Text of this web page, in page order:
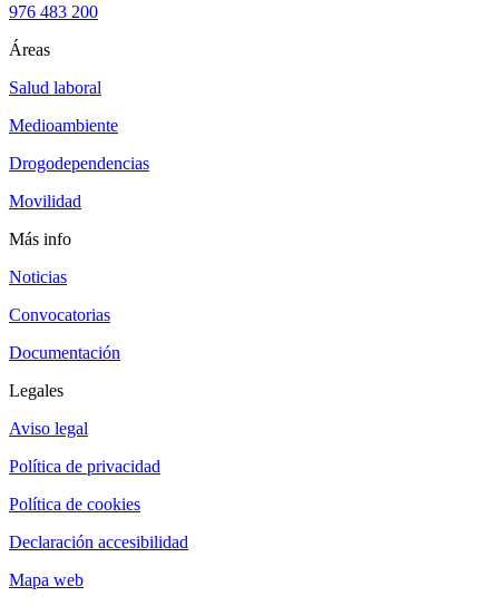
976 483 200
Áreas
Salud laboral
Medioambiente
Drogodependencias
Movilidad
Más info
Noticias
Convocatorias
Documentación
Legales
Aviso legal
Política de privacidad
Política de cookies
Declaración accesibilidad
Mapa web